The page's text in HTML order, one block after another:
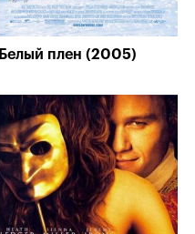
Белый плен (2005)